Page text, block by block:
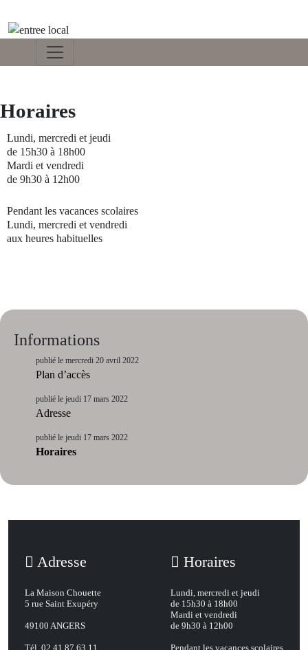
Horaires
Lundi, mercredi et jeudi
de 15h30 à 18h00
Mardi et vendredi
de 9h30 à 12h00
Pendant les vacances scolaires
Lundi, mercredi et vendredi
aux heures habituelles
Informations
publié le mercredi 20 avril 2022
Plan d’accès
publié le jeudi 17 mars 2022
Adresse
publié le jeudi 17 mars 2022
Horaires
Adresse
La Maison Chouette
5 rue Saint Exupéry
49100 ANGERS
Tél. 02 41 87 63 11
Horaires
Lundi, mercredi et jeudi
de 15h30 à 18h00
Mardi et vendredi
de 9h30 à 12h00
Pendant les vacances scolaires